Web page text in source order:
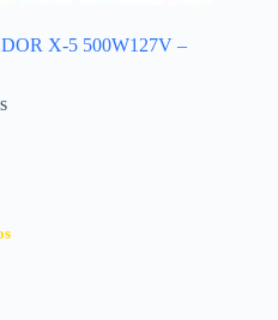
X-5 500W127V –